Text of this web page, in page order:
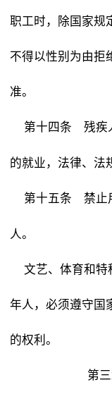
职工时，除国家规
不得以性别为由拒
准。
第十四条 残疾
的就业，法律、法
第十五条 禁止
人。
文艺、体育和特
年人，必须遵守国
的权利。
第